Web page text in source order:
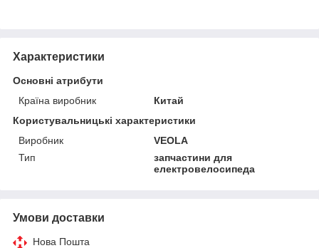
Характеристики
Основні атрибути
Країна виробник
Китай
Користувальницькі характеристики
Виробник
VEOLA
Тип
запчастини для
електровелосипеда
Умови доставки
Нова Пошта